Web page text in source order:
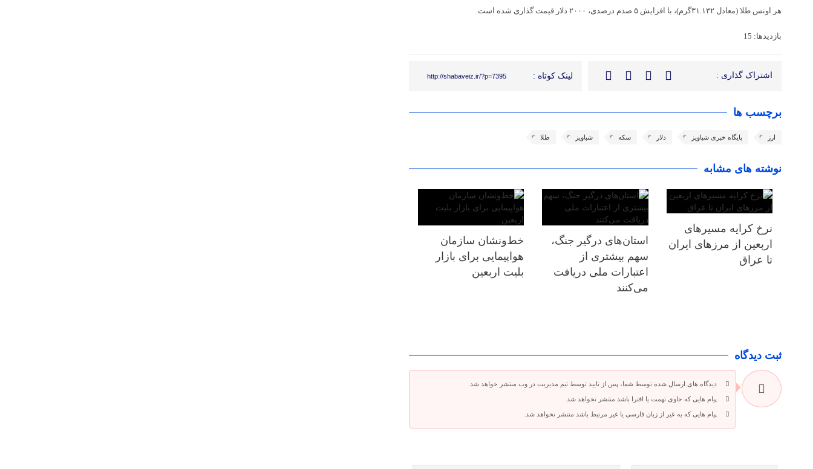
هر اونس طلا (معادل ۳۱.۱۳۲گرم)، با افزایش ۵ صدم درصدی، ۲۰۰۰ دلار قیمت گذاری شده است.
بازدیدها: 15
اشتراک گذاری : لینک کوتاه : http://shabaveiz.ir/?p=7395
برچسب ها
ارز پایگاه خبری شباویز دلار سکه شباویز طلا
نوشته های مشابه
نرخ کرایه مسیرهای
اربعین از مرزهای ایران
تا عراق
استان‌های درگیر جنگ،
سهم بیشتری از
اعتبارات ملی دریافت
می‌کنند
خط‌ونشان سازمان
هواپیمایی برای بازار
بلیت اربعین
ثبت دیدگاه
دیدگاه های ارسال شده توسط شما، پس از تایید توسط تیم مدیریت در وب منتشر خواهد شد.
پیام هایی که حاوی تهمت یا افترا باشد منتشر نخواهد شد.
پیام هایی که به غیر از زبان فارسی یا غیر مرتبط باشد منتشر نخواهد شد.